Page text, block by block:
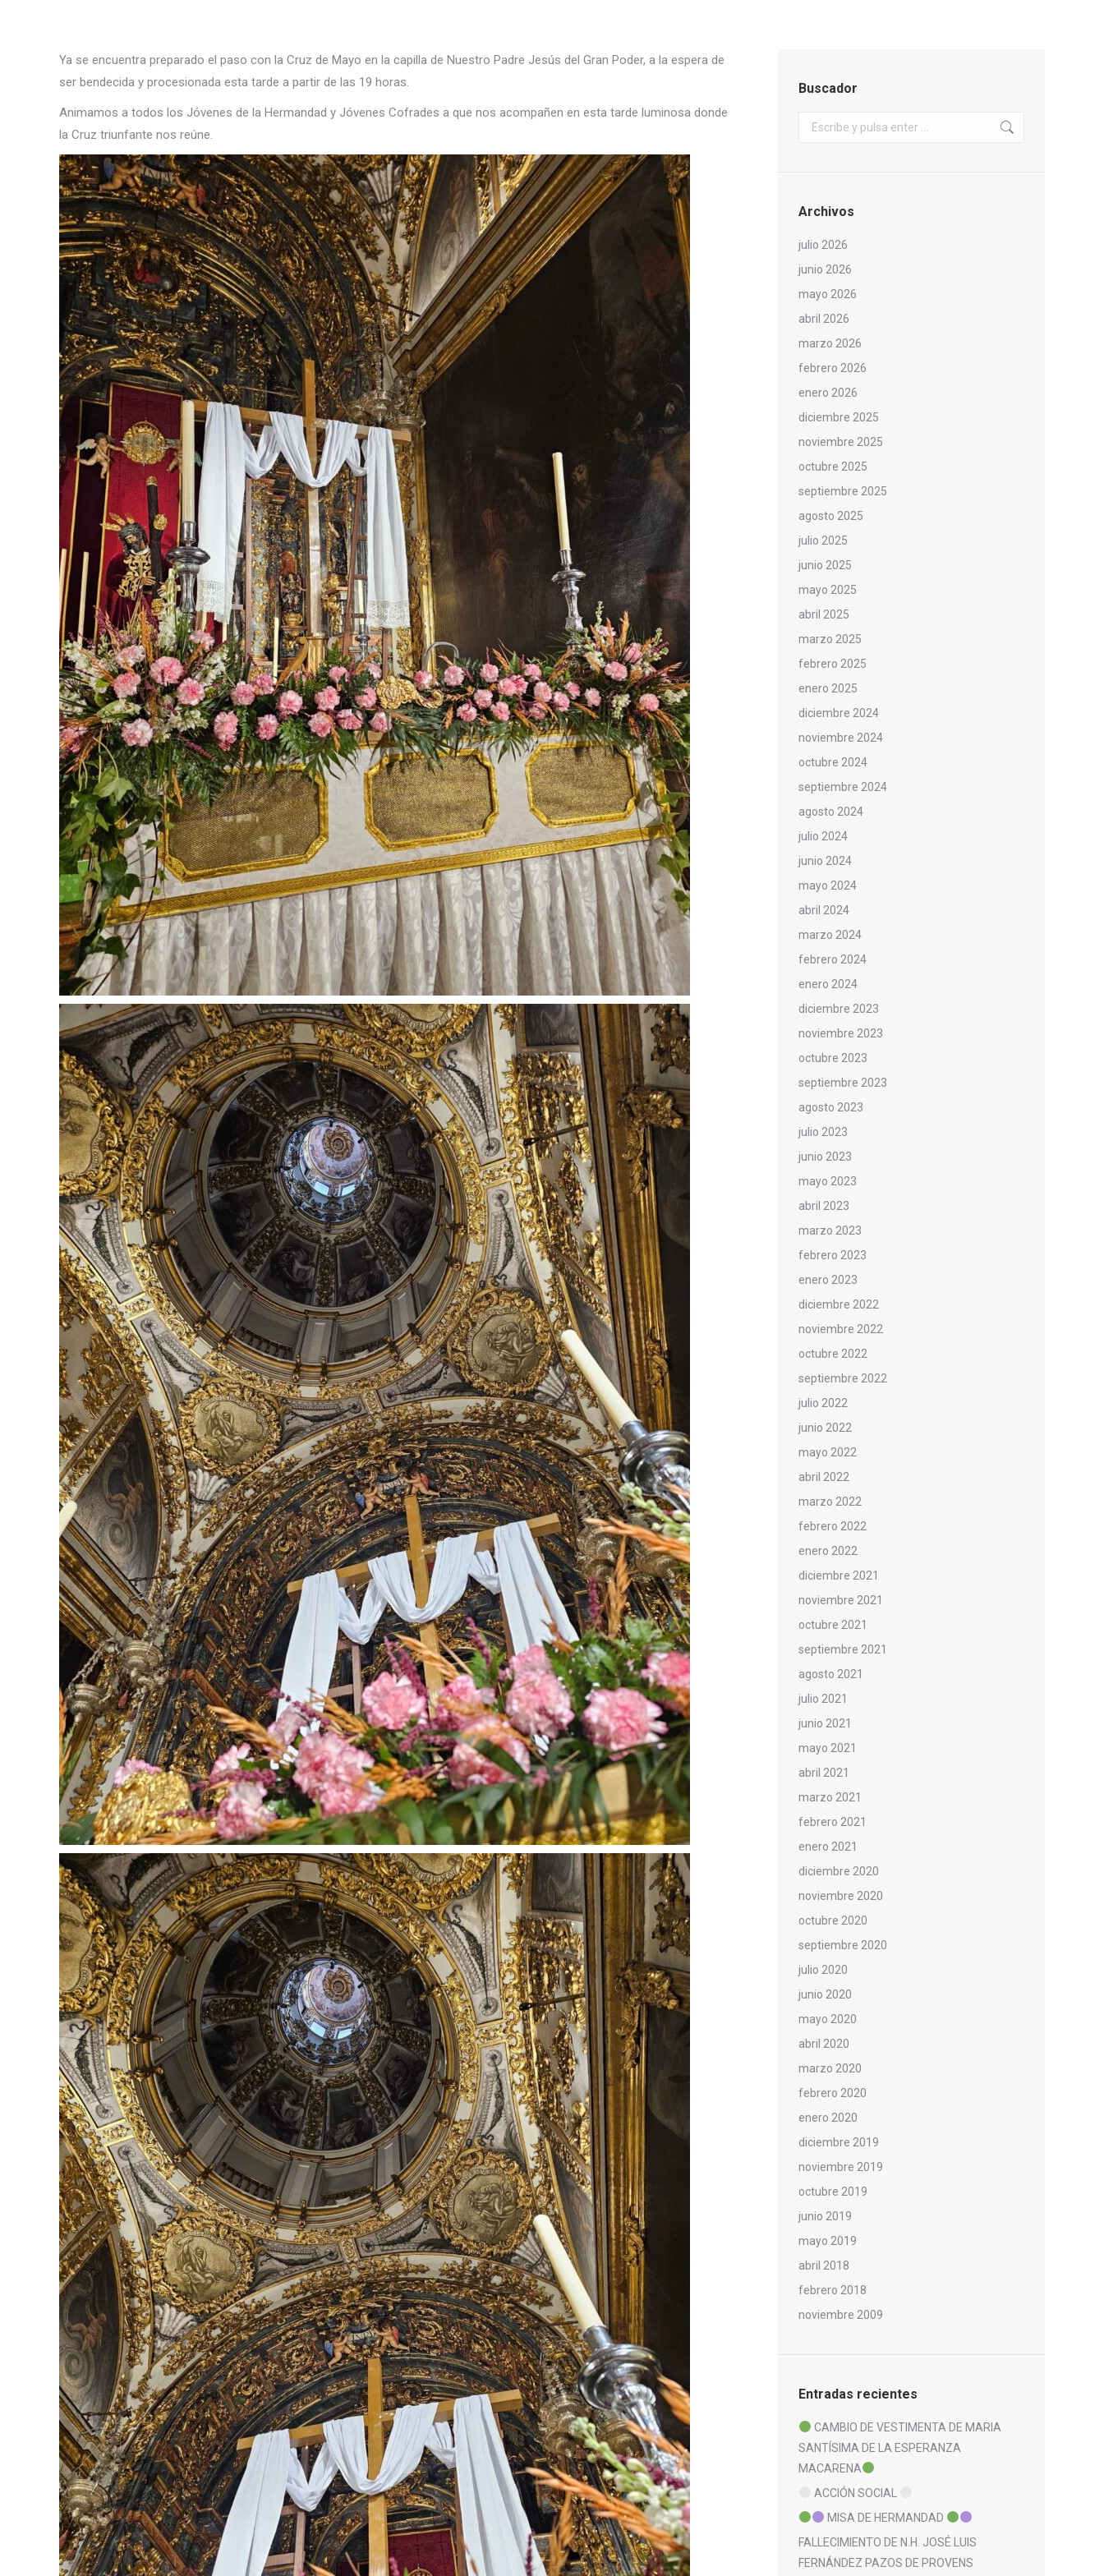
Ya se encuentra preparado el paso con la Cruz de Mayo en la capilla de Nuestro Padre Jesús del Gran Poder, a la espera de
ser bendecida y procesionada esta tarde a partir de las 19 horas.
Animamos a todos los Jóvenes de la Hermandad y Jóvenes Cofrades a que nos acompañen en esta tarde luminosa donde
la Cruz triunfante nos reúne.
Buscador
Buscar:
Archivos
julio 2026
junio 2026
mayo 2026
abril 2026
marzo 2026
febrero 2026
enero 2026
diciembre 2025
noviembre 2025
octubre 2025
septiembre 2025
agosto 2025
julio 2025
junio 2025
mayo 2025
abril 2025
marzo 2025
febrero 2025
enero 2025
diciembre 2024
noviembre 2024
octubre 2024
septiembre 2024
agosto 2024
julio 2024
junio 2024
mayo 2024
abril 2024
marzo 2024
febrero 2024
enero 2024
diciembre 2023
noviembre 2023
octubre 2023
septiembre 2023
agosto 2023
julio 2023
junio 2023
mayo 2023
abril 2023
marzo 2023
febrero 2023
enero 2023
diciembre 2022
noviembre 2022
octubre 2022
septiembre 2022
julio 2022
junio 2022
mayo 2022
abril 2022
marzo 2022
febrero 2022
enero 2022
diciembre 2021
noviembre 2021
octubre 2021
septiembre 2021
agosto 2021
julio 2021
junio 2021
mayo 2021
abril 2021
marzo 2021
febrero 2021
enero 2021
diciembre 2020
noviembre 2020
octubre 2020
septiembre 2020
julio 2020
junio 2020
mayo 2020
abril 2020
marzo 2020
febrero 2020
enero 2020
diciembre 2019
noviembre 2019
octubre 2019
junio 2019
mayo 2019
abril 2018
febrero 2018
noviembre 2009
Entradas recientes
CAMBIO DE VESTIMENTA DE MARIA
SANTÍSIMA DE LA ESPERANZA
MACARENA
ACCIÓN SOCIAL
MISA DE HERMANDAD
FALLECIMIENTO DE N.H. JOSÉ LUIS
FERNÁNDEZ PAZOS DE PROVENS